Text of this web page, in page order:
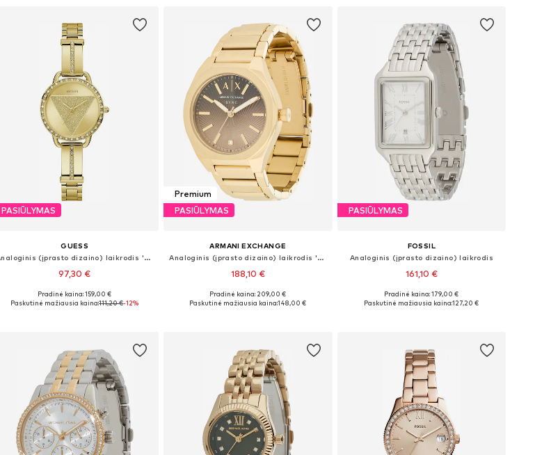
PASIŪLYMAS
GUESS
Analoginis (įprasto dizaino) laikrodis 'Tri Bellini'
97,30 €
Galimi dydžiai: One Size
Pradinė kaina: 159,00 €
Paskutinė mažiausia kaina:111,20 €-12%
Premium
PASIŪLYMAS
ARMANI EXCHANGE
Analoginis (įprasto dizaino) laikrodis 'SYNC'
188,10 €
Galimi dydžiai: One Size
Pradinė kaina: 209,00 €
Paskutinė mažiausia kaina:148,00 €
PASIŪLYMAS
FOSSIL
Analoginis (įprasto dizaino) laikrodis
161,10 €
Galimi dydžiai: One Size
Pradinė kaina: 179,00 €
Paskutinė mažiausia kaina:127,20 €